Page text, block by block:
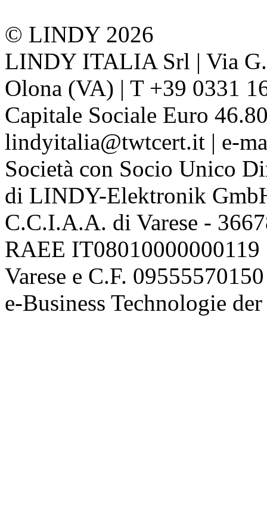
© LINDY 2026
LINDY ITALIA Srl | Via
Olona (VA) | T +39 0331
Capitale Sociale Euro
lindyitalia@twtcert.it | e-
Società con Socio Unico
di LINDY-Elektronik
C.C.I.A.A. di Varese -
RAEE
Varese e C.F. 09555570150
e-Business Technologie